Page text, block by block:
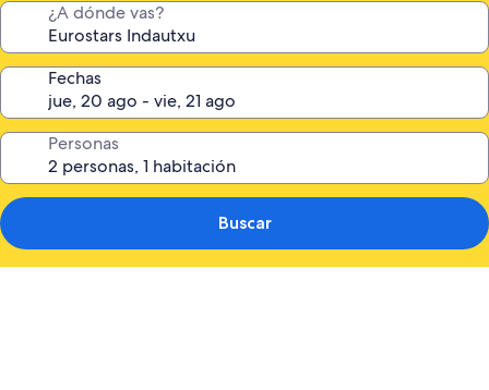
¿A dónde vas?
Fechas
Personas
Buscar